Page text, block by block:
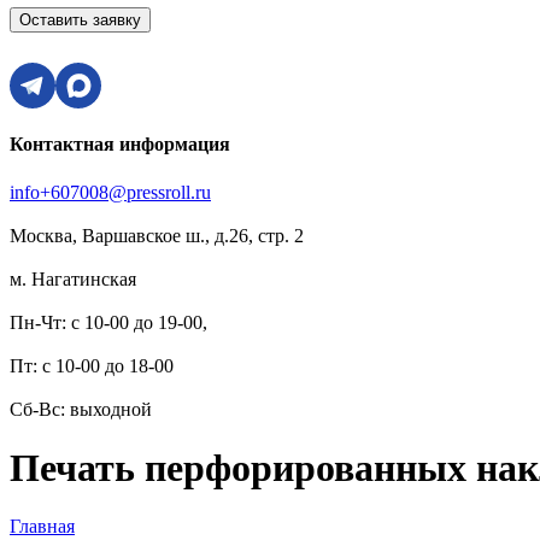
Оставить заявку
Контактная информация
info+607008@pressroll.ru
Москва, Варшавское ш., д.26, стр. 2
м. Нагатинская
Пн-Чт: с 10-00 до 19-00,
Пт: с 10-00 до 18-00
Сб-Вс: выходной
Печать перфорированных
Главная